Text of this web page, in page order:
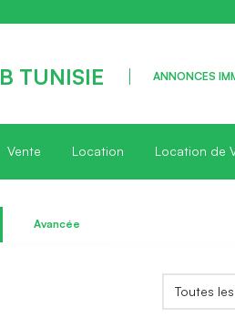
TUNISIE ANNONCES
Vente Location Location de
Avancée